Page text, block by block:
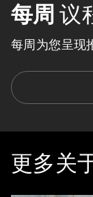
每周 议
每周为您呈现
更多关